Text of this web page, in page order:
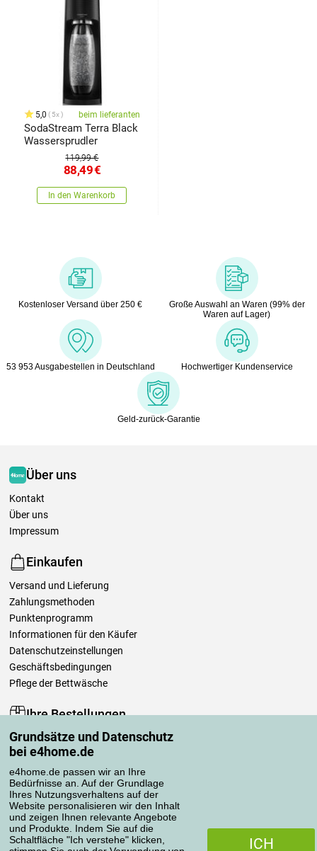
Grundsätze und Datenschutz
bei e4home.de
e4home.de passen wir an Ihre
Bedürfnisse an. Auf der Grundlage
Ihres Nutzungsverhaltens auf der
Website personalisieren wir den Inhalt
und zeigen Ihnen relevante Angebote
und Produkte. Indem Sie auf die
Schaltfläche "Ich verstehe" klicken,
ICH
5,0 5x beim lieferanten
SodaStream Terra Black
Wassersprudler
119,99 €
88,49€
In den Warenkorb
Kostenloser Versand über 250 €
Große Auswahl an Waren (99% der
Waren auf Lager)
53 953 Ausgabestellen in Deutschland Hochwertiger Kundenservice
Geld-zurück-Garantie
Über uns
Kontakt
Über uns
Impressum
Einkaufen
Versand und Lieferung
Zahlungsmethoden
Punktenprogramm
Informationen für den Käufer
Datenschutzeinstellungen
Geschäftsbedingungen
Pflege der Bettwäsche
Ihre Bestellungen
Mein Konto
Bestellübersicht
Reklamationen
Widerrufsbelehrung
Einfach mehr wissen
Richtlinien zur Verarbeitung von Bewertungen